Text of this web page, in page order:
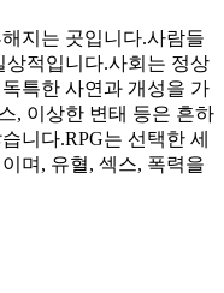
지는 곳입니다.사람들
상적입니다.사회는 정상
특한 사연과 개성을 가
, 이상한 변태 등은 흔하
니다.RPG는 선택한 세
며, 유혈, 섹스, 폭력을